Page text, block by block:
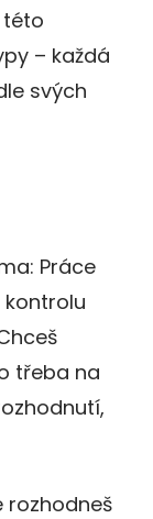
této
– každá
svých
: Práce
kontrolu
třeba na
rozhodneš